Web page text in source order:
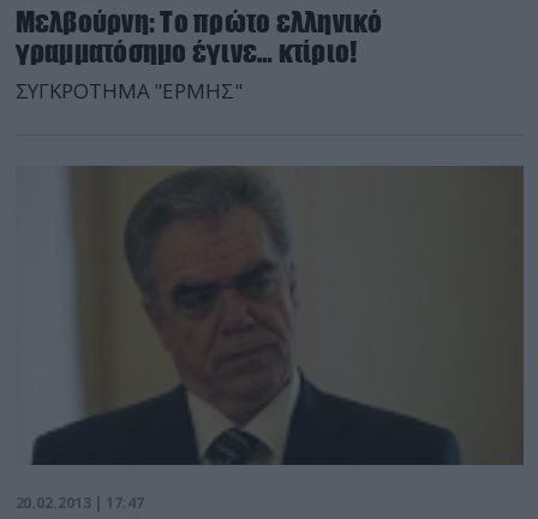
Μελβούρνη: Το πρώτο ελληνικό
γραμματόσημο έγινε… κτίριο!
ΣΥΓΚΡΟΤΗΜΑ "ΕΡΜΗΣ"
20.02.2013 | 17:47